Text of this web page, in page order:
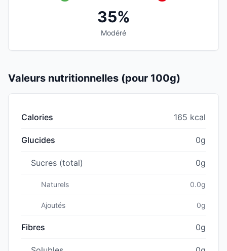
35%
Modéré
Valeurs nutritionnelles (pour 100g)
Calories 165 kcal
Glucides 0g
Sucres (total) 0g
Naturels 0.0g
Ajoutés 0g
Fibres 0g